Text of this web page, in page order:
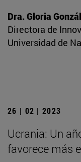
Dra. Gloria
Directora de
Universidad de
26 | 02 | 2023
Ucrania: Un
favorece más